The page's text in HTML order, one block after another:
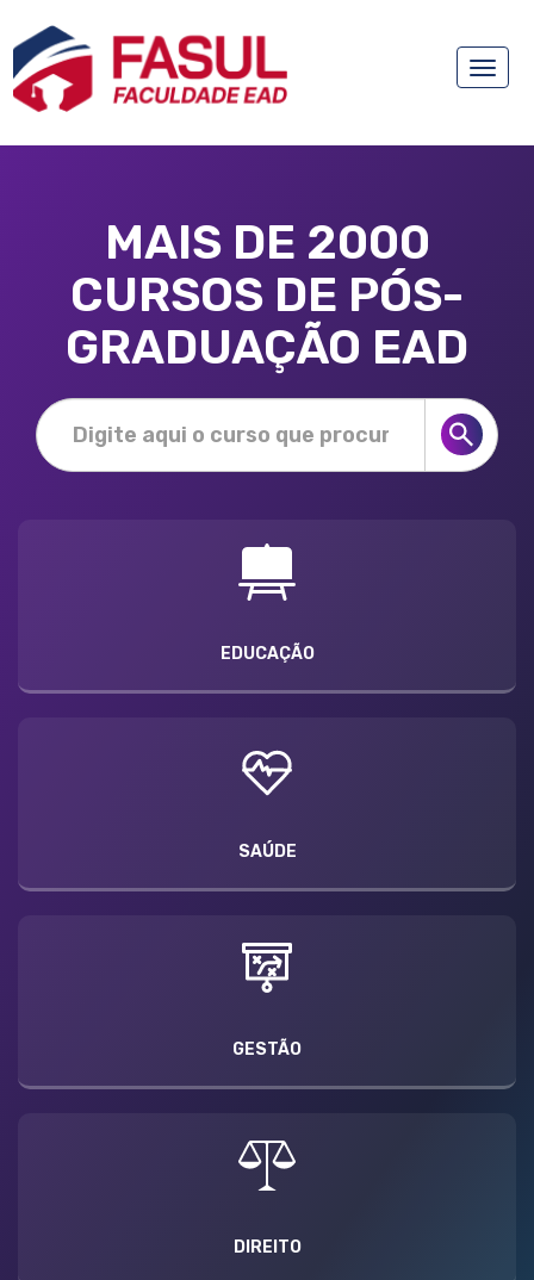
Toggle
MAIS DE 2000
CURSOS DE PÓS-
GRADUAÇÃO EAD
EDUCAÇÃO
SAÚDE
GESTÃO
DIREITO